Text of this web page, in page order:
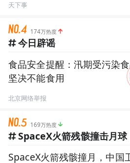
天下事
174万热度
今日辟谣
食品安全提醒：汛期受污染
坚决不能食用
北京网络举报
169万热度
SpaceX火箭残骸撞击月球
SpaceX火箭残骸撞月，中国